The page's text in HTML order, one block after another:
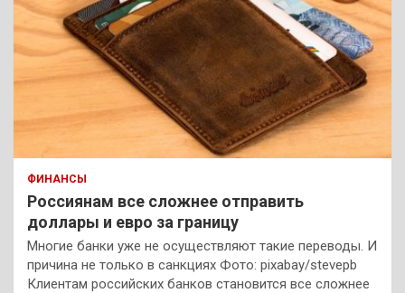
ФИНАНСЫ
Россиянам все сложнее отправить
доллары и евро за границу
Многие банки уже не осуществляют такие переводы. И
причина не только в санкциях Фото: pixabay/stevepb
Клиентам российских банков становится все сложнее